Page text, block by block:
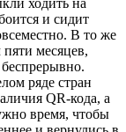
ходить на
и сидит
В то же
месяцев,
беспрерывно.
ряде стран
QR-кода, а
время, чтобы